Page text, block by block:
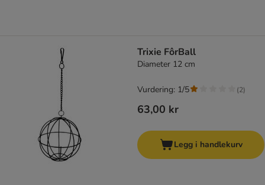
Trixie FôrBall
Diameter 12 cm
63,00 kr
Vurdering: 1/5 (2)
Legg i handlekurv